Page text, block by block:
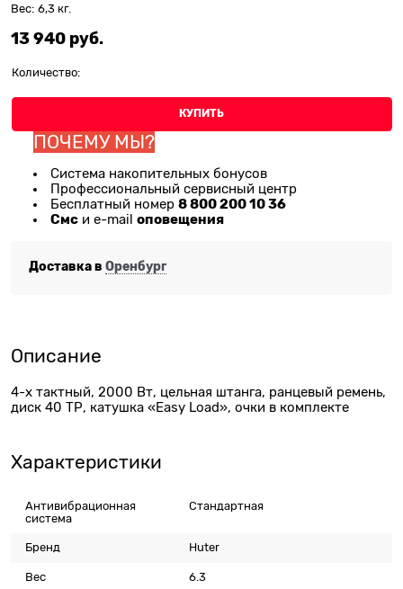
Вес: 6,3 кг.
13 940 руб.
Количество:
КУПИТЬ
ПОЧЕМУ МЫ?
Система накопительных бонусов
Профессиональный сервисный центр
Бесплатный номер 8 800 200 10 36
Смс и e-mail оповещения
Доставка в Оренбург
Описание
4-х тактный, 2000 Вт, цельная штанга, ранцевый ремень,
диск 40 ТР, катушка «Easy Load», очки в комплекте
Характеристики
Антивибрационная
система
Стандартная
Бренд Huter
Вес 6.3